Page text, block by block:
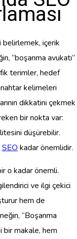
belirlemek, içerik
“boşanma avukatı”
terimler, hedef
kelimeleri
dikkatini çekmek
bir nokta var:
düşürebilir.
SEO kadar önemlidir.
o kadar önemli.
ve ilgi çekici
hem de
“Boşanma
bir makale, hem